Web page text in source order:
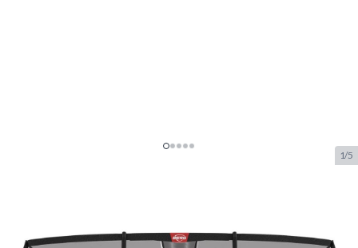
1/5
Trampoline 500 Grijs + Safety Net